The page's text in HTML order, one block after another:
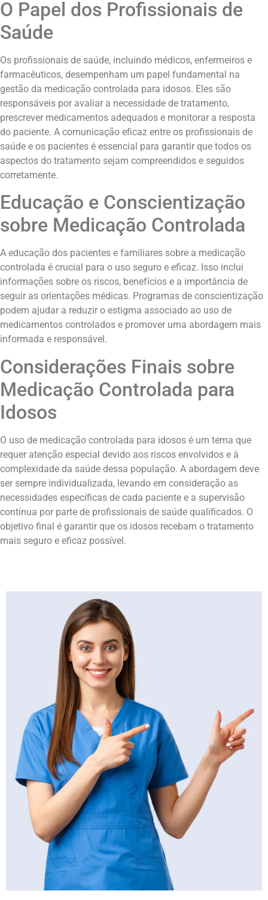
O Papel dos Profissionais de
Saúde
Os profissionais de saúde, incluindo médicos, enfermeiros e
farmacêuticos, desempenham um papel fundamental na
gestão da medicação controlada para idosos. Eles são
responsáveis por avaliar a necessidade de tratamento,
prescrever medicamentos adequados e monitorar a resposta
do paciente. A comunicação eficaz entre os profissionais de
saúde e os pacientes é essencial para garantir que todos os
aspectos do tratamento sejam compreendidos e seguidos
corretamente.
Educação e Conscientização
sobre Medicação Controlada
A educação dos pacientes e familiares sobre a medicação
controlada é crucial para o uso seguro e eficaz. Isso inclui
informações sobre os riscos, benefícios e a importância de
seguir as orientações médicas. Programas de conscientização
podem ajudar a reduzir o estigma associado ao uso de
medicamentos controlados e promover uma abordagem mais
informada e responsável.
Considerações Finais sobre
Medicação Controlada para
Idosos
O uso de medicação controlada para idosos é um tema que
requer atenção especial devido aos riscos envolvidos e à
complexidade da saúde dessa população. A abordagem deve
ser sempre individualizada, levando em consideração as
necessidades específicas de cada paciente e a supervisão
contínua por parte de profissionais de saúde qualificados. O
objetivo final é garantir que os idosos recebam o tratamento
mais seguro e eficaz possível.